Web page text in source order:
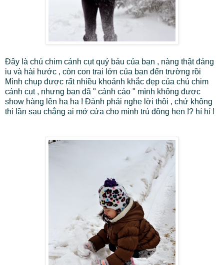
Đây là chú chim cánh cụt quý báu của bạn , nàng thật đáng
iu và hài hước , còn con trai lớn của bạn đến trường rồi
Mình chụp được rất nhiều khoảnh khắc đẹp của chú chim
cánh cụt , nhưng bạn đã " cảnh cáo " mình không được
show hàng lên ha ha ! Đành phải nghe lời thôi , chứ không
thì lần sau chẳng ai mở cửa cho mình trú đông hen !? hí hí !